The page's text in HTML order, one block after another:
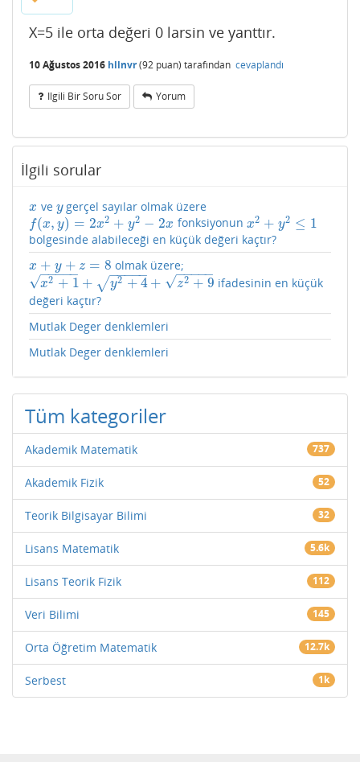
X=5 ile orta değeri 0 larsin ve yanttır.
10 Ağustos 2016 hllnvr(92 puan) tarafından cevaplandı
Ilgili Bir Soru Sor Yorum
İlgili sorular
x
x ve y
ygerçel sayılar olmak üzere
f(x, y) = 2x2 + y2 − 2x
f(x,y)=2x 2+ 2−2 x fonksiyonun x2 + y2 ≤ 1
x2+y2 ≤1
bolgesinde alabileceği en küçük değeri kaçtır?
x + y + z = 8
x+ y+ z= 8 olmak üzere;
x2 + 1
− −
−−−
√ + y2 + 4
− −
−−−
√ + z2 + 9
− −
−−−
√
x2+1 +y2 + 4+z 2+9
ifadesinin en küçük
değeri kaçtır?
Mutlak Deger denklemleri
Mutlak Deger denklemleri
Tüm kategoriler
Akademik Matematik 737
Akademik Fizik 52
Teorik Bilgisayar Bilimi 32
Lisans Matematik 5.6k
Lisans Teorik Fizik 112
Veri Bilimi 145
Orta Öğretim Matematik 12.7k
Serbest 1k